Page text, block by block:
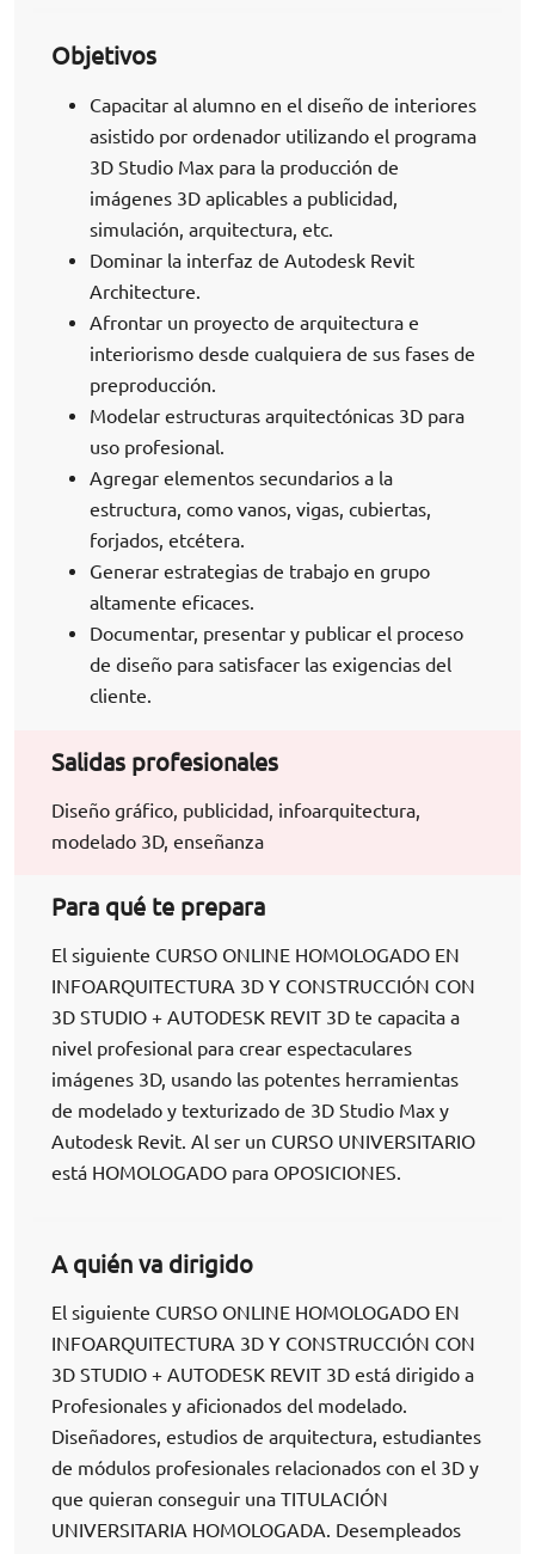
Objetivos
Capacitar al alumno en el diseño de interiores
asistido por ordenador utilizando el programa
3D Studio Max para la producción de
imágenes 3D aplicables a publicidad,
simulación, arquitectura, etc.
Dominar la interfaz de Autodesk Revit
Architecture.
Afrontar un proyecto de arquitectura e
interiorismo desde cualquiera de sus fases de
preproducción.
Modelar estructuras arquitectónicas 3D para
uso profesional.
Agregar elementos secundarios a la
estructura, como vanos, vigas, cubiertas,
forjados, etcétera.
Generar estrategias de trabajo en grupo
altamente eficaces.
Documentar, presentar y publicar el proceso
de diseño para satisfacer las exigencias del
cliente.
Salidas profesionales
Diseño gráfico, publicidad, infoarquitectura,
modelado 3D, enseñanza
Para qué te prepara
El siguiente CURSO ONLINE HOMOLOGADO EN
INFOARQUITECTURA 3D Y CONSTRUCCIÓN CON
3D STUDIO + AUTODESK REVIT 3D te capacita a
nivel profesional para crear espectaculares
imágenes 3D, usando las potentes herramientas
de modelado y texturizado de 3D Studio Max y
Autodesk Revit. Al ser un CURSO UNIVERSITARIO
está HOMOLOGADO para OPOSICIONES.
A quién va dirigido
El siguiente CURSO ONLINE HOMOLOGADO EN
INFOARQUITECTURA 3D Y CONSTRUCCIÓN CON
3D STUDIO + AUTODESK REVIT 3D está dirigido a
Profesionales y aficionados del modelado.
Diseñadores, estudios de arquitectura, estudiantes
de módulos profesionales relacionados con el 3D y
que quieran conseguir una TITULACIÓN
UNIVERSITARIA HOMOLOGADA. Desempleados